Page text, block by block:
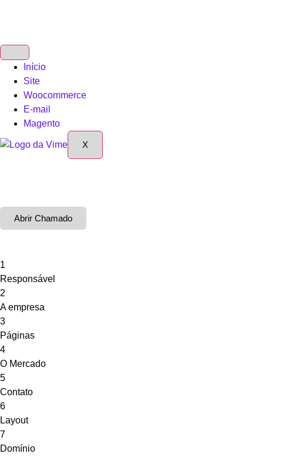
Início
Site
Woocommerce
E-mail
Magento
X
Abrir Chamado
1
Responsável
2
A empresa
3
Páginas
4
O Mercado
5
Contato
6
Layout
7
Domínio